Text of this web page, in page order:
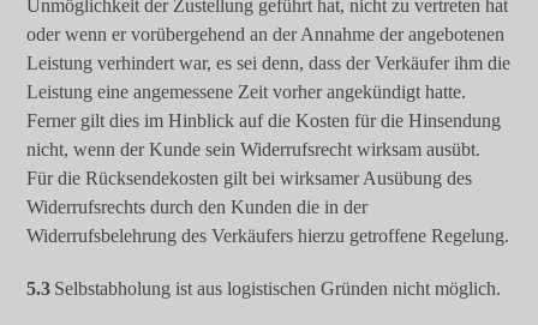
Unmöglichkeit der Zustellung geführt hat, nicht zu vertreten hat
oder wenn er vorübergehend an der Annahme der angebotenen
Leistung verhindert war, es sei denn, dass der Verkäufer ihm die
Leistung eine angemessene Zeit vorher angekündigt hatte.
Ferner gilt dies im Hinblick auf die Kosten für die Hinsendung
nicht, wenn der Kunde sein Widerrufsrecht wirksam ausübt.
Für die Rücksendekosten gilt bei wirksamer Ausübung des
Widerrufsrechts durch den Kunden die in der
Widerrufsbelehrung des Verkäufers hierzu getroffene Regelung.
5.3 Selbstabholung ist aus logistischen Gründen nicht möglich.